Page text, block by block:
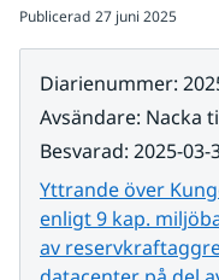
Publicerad 27 juni 2025
Diarienummer:
Avsändare: Nacka
Besvarad: 2025-03-
Yttrande över
enligt 9 kap.
av